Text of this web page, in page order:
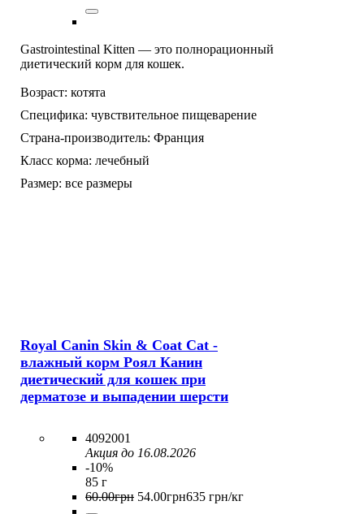
Gastrointestinal Kitten — это полнорационный
диетический корм для кошек.
Возраст: котята
Специфика: чувствительное пищеварение
Страна-производитель: Франция
Класс корма: лечебный
Размер: все размеры
Royal Canin Skin & Coat Cat -
влажный корм Роял Канин
диетический для кошек при
дерматозе и выпадении шерсти
4092001
Акция до 16.08.2026
-10%
85 г
60.00грн 54.00грн635 грн/кг